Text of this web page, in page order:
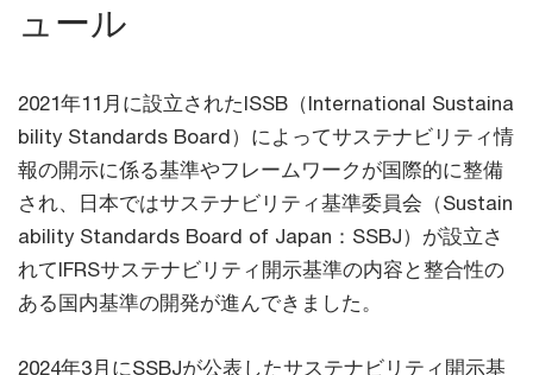
ュール
2021年11月に設立されたISSB（International Sustaina
bility Standards Board）によってサステナビリティ情
報の開示に係る基準やフレームワークが国際的に整備
され、日本ではサステナビリティ基準委員会（Sustain
ability Standards Board of Japan：SSBJ）が設立さ
れてIFRSサステナビリティ開示基準の内容と整合性の
ある国内基準の開発が進んできました。
2024年3月にSSBJが公表したサステナビリティ開示基